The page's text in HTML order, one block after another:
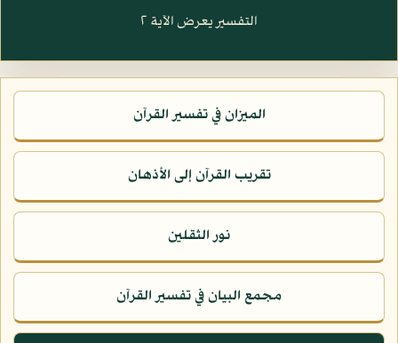
التفسير يعرض الآية ٢
الميزان في تفسير القرآن
تقريب القرآن إلى الأذهان
نور الثقلين
مجمع البيان في تفسير القرآن